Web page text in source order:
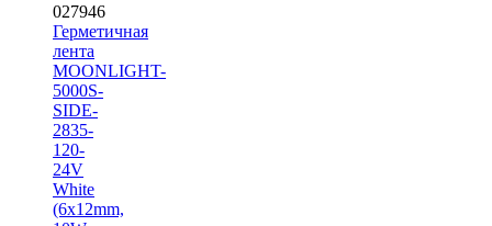
027946
Герметичная
лента
MOONLIGHT-
5000S-
SIDE-
2835-
120-
24V
White
(6х12mm,